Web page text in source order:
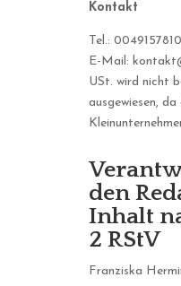
Kontakt
Tel.:
E-Mail:
USt. wird nicht
ausgewiesen,
den
Inhalt
2 RStV
Franziska